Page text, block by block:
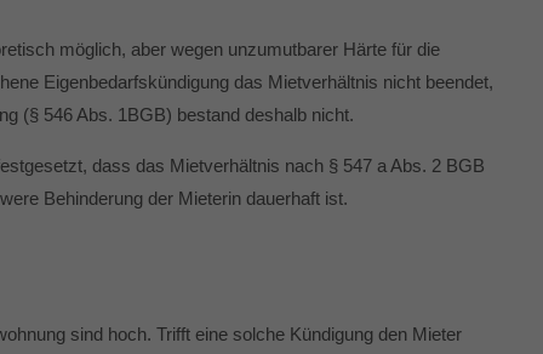
möglich, aber wegen unzumutbarer Härte für die
Eigenbedarfskündigung das Mietverhältnis nicht beendet,
(§ 546 Abs. 1BGB) bestand deshalb nicht.
dass das Mietverhältnis nach § 547 a Abs. 2 BGB
Behinderung der Mieterin dauerhaft ist.
sind hoch. Trifft eine solche Kündigung den Mieter